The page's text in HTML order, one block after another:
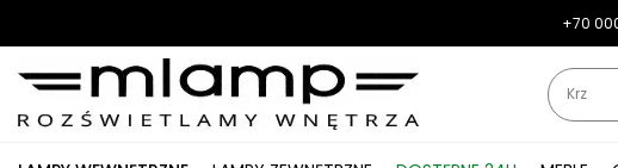
-7%
+70